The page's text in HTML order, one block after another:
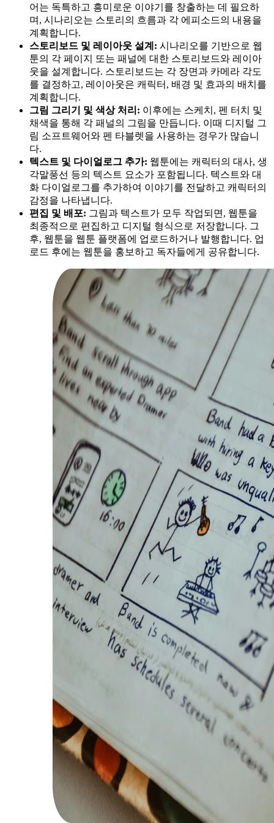
어는 독특하고 흥미로운 이야기를 창출하는 데 필요하
며, 시나리오는 스토리의 흐름과 각 에피소드의 내용을
계획합니다.
스토리보드 및 레이아웃 설계: 시나리오를 기반으로 웹
툰의 각 페이지 또는 패널에 대한 스토리보드와 레이아
웃을 설계합니다. 스토리보드는 각 장면과 카메라 각도
를 결정하고, 레이아웃은 캐릭터, 배경 및 효과의 배치를
계획합니다.
그림 그리기 및 색상 처리: 이후에는 스케치, 펜 터치 및
채색을 통해 각 패널의 그림을 만듭니다. 이때 디지털 그
림 소프트웨어와 펜 타블렛을 사용하는 경우가 많습니
다.
텍스트 및 다이얼로그 추가: 웹툰에는 캐릭터의 대사, 생
각말풍선 등의 텍스트 요소가 포함됩니다. 텍스트와 대
화 다이얼로그를 추가하여 이야기를 전달하고 캐릭터의
감정을 나타냅니다.
편집 및 배포: 그림과 텍스트가 모두 작업되면, 웹툰을
최종적으로 편집하고 디지털 형식으로 저장합니다. 그
후, 웹툰을 웹툰 플랫폼에 업로드하거나 발행합니다. 업
로드 후에는 웹툰을 홍보하고 독자들에게 공유합니다.